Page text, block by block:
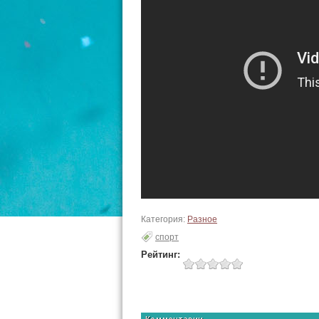
Категория: Разное
спорт
Рейтинг: